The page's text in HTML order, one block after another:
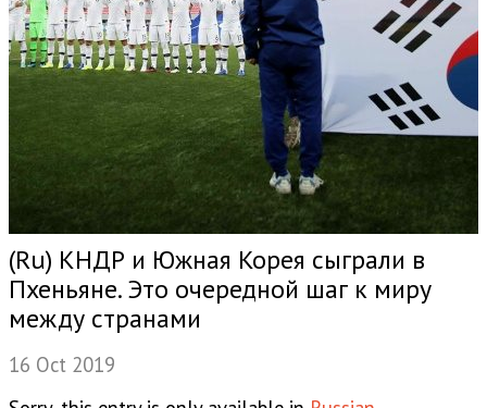
(Ru) КНДР и Южная Корея сыграли в
Пхеньяне. Это очередной шаг к миру
между странами
16 Oct 2019